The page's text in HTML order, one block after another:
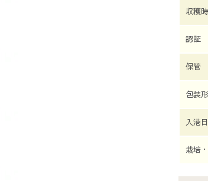
収穫
認証
保管
包装
入港日
栽培